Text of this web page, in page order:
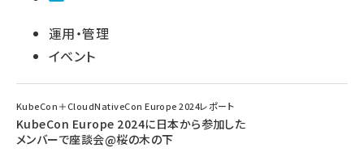
運用・管理
イベント
KubeCon＋CloudNativeCon Europe 2024レポート
KubeCon Europe 2024に日本から参加した
メンバーで座談会@桜の木の下